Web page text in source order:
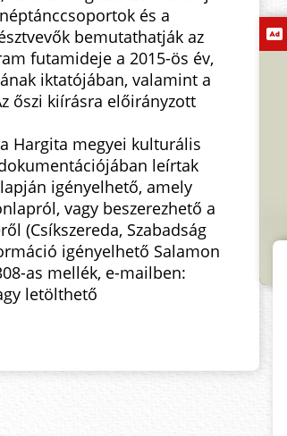
és a
bemutathatják az
futamideje a 2015-ös év,
iktatójában, valamint a
őszi kiírásra előirányzott
Hargita megyei kulturális
leírtak
igényelhető, amely
vagy beszerezhető a
(Csíkszereda, Szabadság
igényelhető Salamon
as mellék, e-mailben:
letölthető